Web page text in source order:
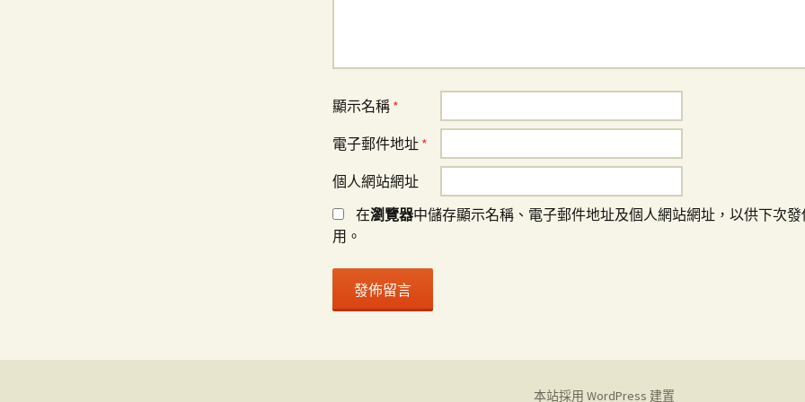
顯示名稱 *
電子郵件地址 *
個人網站網址
在瀏覽器中儲存顯示名稱、電子郵件地址及個人網站網址，以供下次
用。
本站採用 WordPress 建置